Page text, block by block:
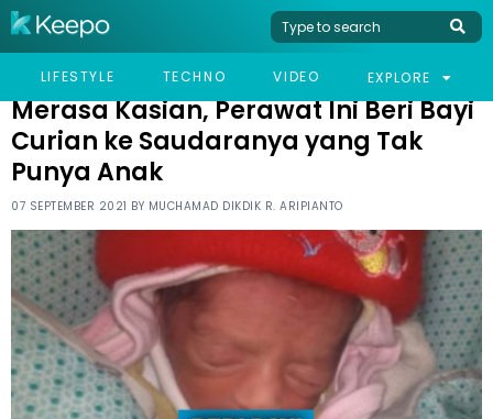
LIFESTYLE TECHNO VIDEO EXPLORE
HOME VIRAL
MERASA KASIAN, PERAWAT INI BERI BAYI CURIAN KE SAUDARANYA
Merasa Kasian, Perawat Ini Beri Bayi
Curian ke Saudaranya yang Tak
Punya Anak
07 SEPTEMBER 2021 BY MUCHAMAD DIKDIK R. ARIPIANTO